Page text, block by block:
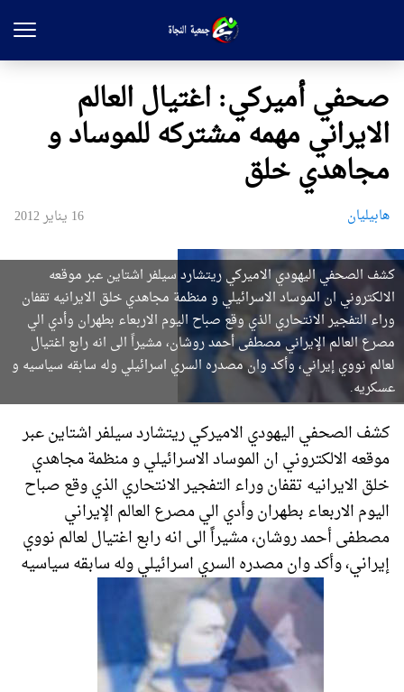
صحفي أميركي: اغتيال العالم
الايراني مهمه مشتركه للموساد و
مجاهدي ‌خلق
هابیلیان 16 يناير 2012
كشف الصحفي اليهودي الاميركي ريتشارد سيلفر اشتاين عبر موقعه
الالكتروني ان الموساد الاسرائيلي و منظمة مجاهدي خلق الايرانيه تقفان
وراء التفجير الانتحاري الذي وقع صباح اليوم الاربعاء بطهران وأدي الي
مصرع العالم الإيراني مصطفى أحمد روشان، مشيراً الى انه رابع اغتيال
لعالم نووي إيراني، وأكد وان مصدره السري اسرائيلي وله سابقه سياسيه و
عسكريه.
كشف الصحفي اليهودي الاميركي ريتشارد سيلفر اشتاين عبر
موقعه الالكتروني ان الموساد الاسرائيلي و منظمة مجاهدي
خلق الايرانيه تقفان وراء التفجير الانتحاري الذي وقع صباح
اليوم الاربعاء بطهران وأدي الي مصرع العالم الإيراني
مصطفى أحمد روشان، مشيراً الى انه رابع اغتيال لعالم نووي
إيراني، وأكد وان مصدره السري اسرائيلي وله سابقه سياسيه